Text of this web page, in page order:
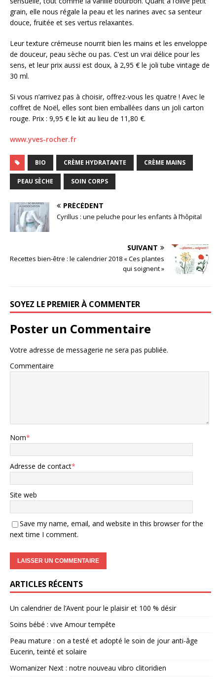
grain, elle nous régale la peau et les narines avec sa senteur
douce, fruitée et ses vertus relaxantes.
Leur texture crémeuse nourrit bien les mains et les enveloppe
de douceur, peau sèche ou pas. C’est un vrai délice pour les
sens, et leur prix aussi est doux, à 2,95 € le joli tube vintage de
30 ml.
Si vous n’arrivez pas à choisir, offrez-vous les quatre ! Avec le
coffret de Noël, elles sont bien emballées dans un joli carton
rouge. Prix : 9,95 € le kit au lieu de 11,80 €.
www.yves-rocher.fr
BIO CRÈME HYDRATANTE CRÈME MAINS
PEAU SÈCHE SOIN CORPS
PRÉCÉDENT
Cyrillus : une peluche pour les enfants à l’hôpital
SUIVANT
Recettes bien-être : le calendrier 2018 « Ces plantes
qui soignent »
SOYEZ LE PREMIER À COMMENTER
Poster un Commentaire
Votre adresse de messagerie ne sera pas publiée.
Commentaire
Nom*
Adresse de contact*
Site web
Save my name, email, and website in this browser for the
next time I comment.
ARTICLES RÉCENTS
Un calendrier de l’Avent pour le plaisir et 100 % désir
Soins bébé : vive Amour tempête
Peau mature : on a testé et adopté le soin de jour anti-âge
Eucerin, teinté et solaire
Womanizer Next : notre nouveau vibro clitoridien